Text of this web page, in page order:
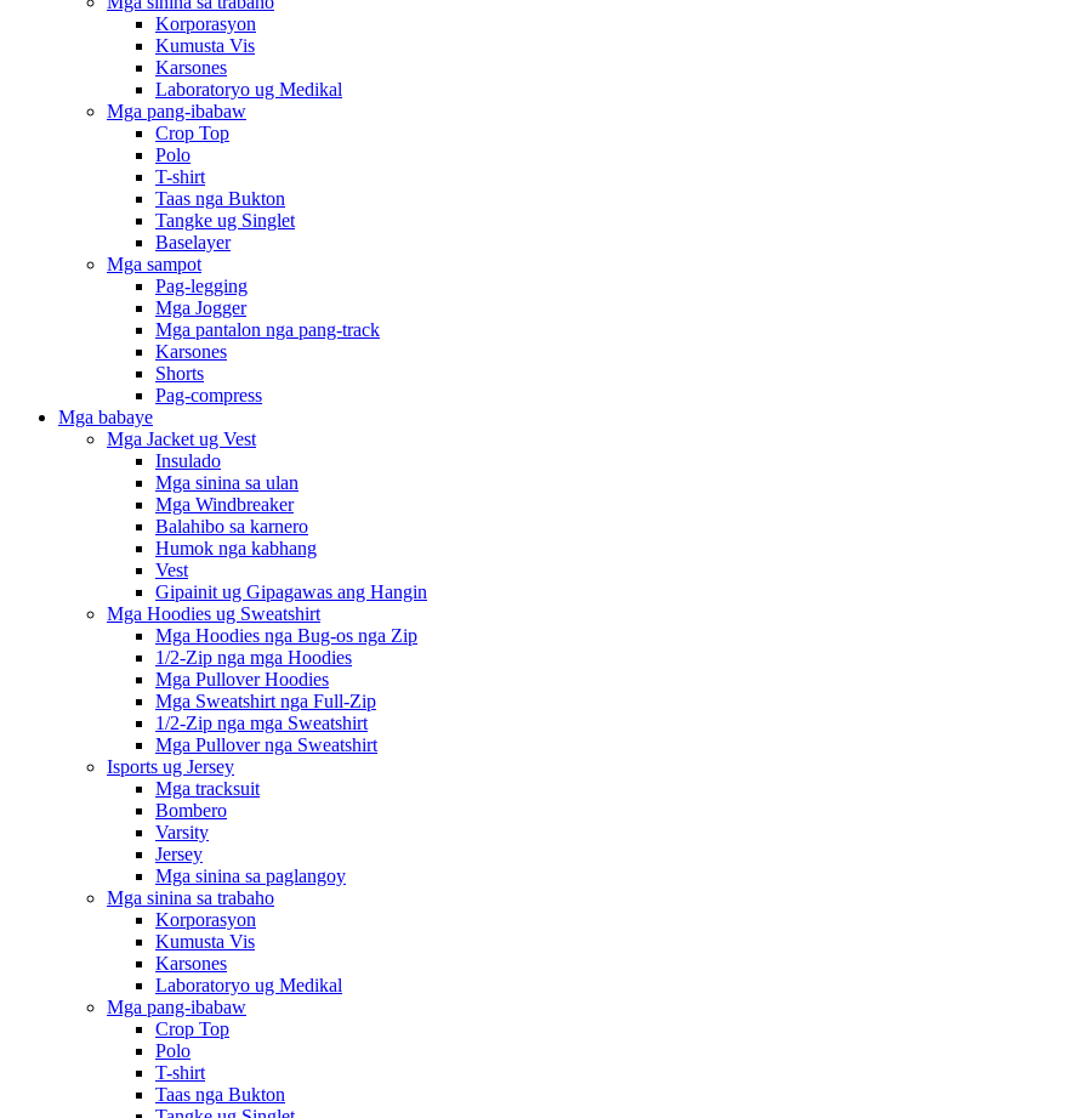
Korporasyon
Kumusta Vis
Karsones
Laboratoryo ug Medikal
Mga pang-ibabaw
Crop Top
Polo
T-shirt
Taas nga Bukton
Tangke ug Singlet
Baselayer
Mga sampot
Pag-legging
Mga Jogger
Mga pantalon nga pang-track
Karsones
Shorts
Pag-compress
Mga babaye
Mga Jacket ug Vest
Insulado
Mga sinina sa ulan
Mga Windbreaker
Balahibo sa karnero
Humok nga kabhang
Vest
Gipainit ug Gipagawas ang Hangin
Mga Hoodies ug Sweatshirt
Mga Hoodies nga Bug-os nga Zip
1/2-Zip nga mga Hoodies
Mga Pullover Hoodies
Mga Sweatshirt nga Full-Zip
1/2-Zip nga mga Sweatshirt
Mga Pullover nga Sweatshirt
Isports ug Jersey
Mga tracksuit
Bombero
Varsity
Jersey
Mga sinina sa paglangoy
Mga sinina sa trabaho
Korporasyon
Kumusta Vis
Karsones
Laboratoryo ug Medikal
Mga pang-ibabaw
Crop Top
Polo
T-shirt
Taas nga Bukton